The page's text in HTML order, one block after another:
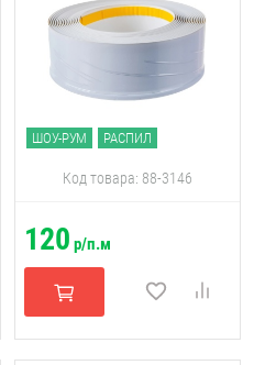
ШОУ-РУМ РАСПИЛ
Код товара: 88-3146
120 р/п.м